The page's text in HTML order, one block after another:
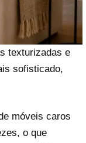
texturizadas e
sofisticado,
móveis caros
o que